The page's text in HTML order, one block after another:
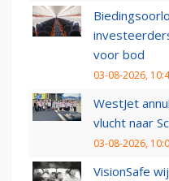
voor bod
03-08-2026,
WestJet
vlucht naar
03-08-2026,
VisionSafe